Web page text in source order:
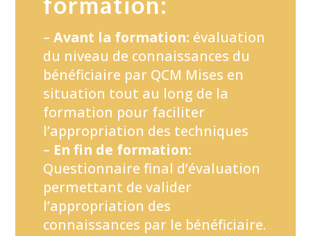
–Avant la formation: évaluation
du niveau de connaissances du
bénéficiaire par QCM Mises en
situation tout au long de la
formation pour faciliter
l’appropriation des techniques
– En fin de formation:
Questionnaire final d’évaluation
permettant de valider
l’appropriation des
connaissances par le bénéficiaire.